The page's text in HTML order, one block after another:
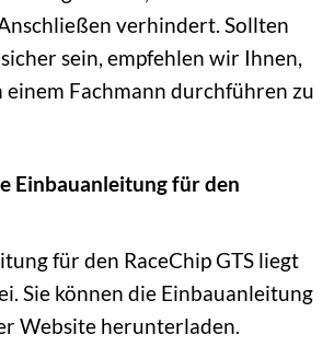
verhindert. Sollten
sein, empfehlen wir Ihnen,
einem Fachmann durchführen zu
Einbauanleitung für den
für den RaceChip GTS liegt
Sie können die Einbauanleitung
Website herunterladen.